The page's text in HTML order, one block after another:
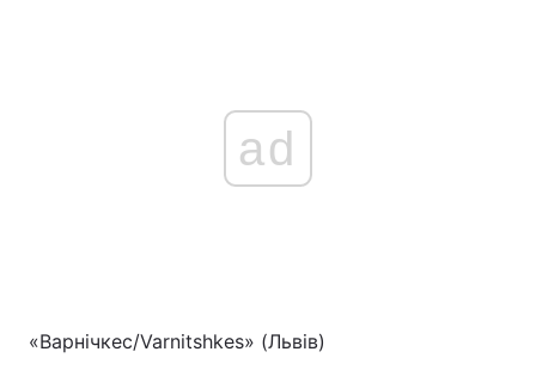
ad
«Варнічкес/Varnitshkes» (Львів)